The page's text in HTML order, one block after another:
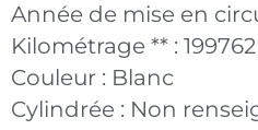
Année de mise en
Kilométrage ** :
Couleur : Blanc
Cylindrée : Non